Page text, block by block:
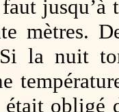
jusqu’à
mètres.
Si la nuit
obligé